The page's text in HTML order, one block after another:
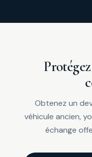
Obtenez un
véhicule ancien,
échange